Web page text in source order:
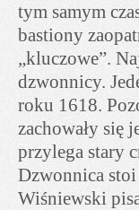
tym samym
bastiony
„kluczowe”.
dzwonnicy.
roku 1618.
zachowały się
przylega stary
Dzwonnica
Wiśniewski